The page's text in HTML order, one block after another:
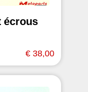
écrous
€ 38,00